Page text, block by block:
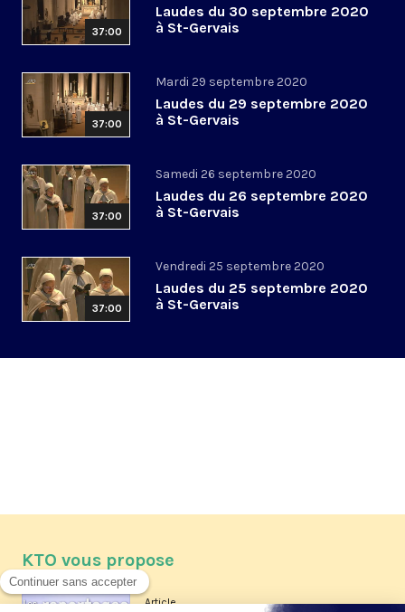
37:00
Laudes du 30 septembre 2020
à St-Gervais
37:00
Mardi 29 septembre 2020
Laudes du 29 septembre 2020
à St-Gervais
37:00
Samedi 26 septembre 2020
Laudes du 26 septembre 2020
à St-Gervais
37:00
Vendredi 25 septembre 2020
Laudes du 25 septembre 2020
à St-Gervais
KTO vous propose
Article